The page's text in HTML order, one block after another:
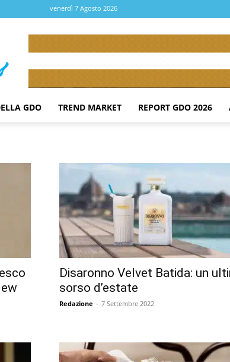
venerdì 7 Agosto 2026
GDO TREND MARKET REPORT GDO 2026
Disaronno Velvet Batida: un
sorso d’estate
Redazione - 7 Settembre 2022